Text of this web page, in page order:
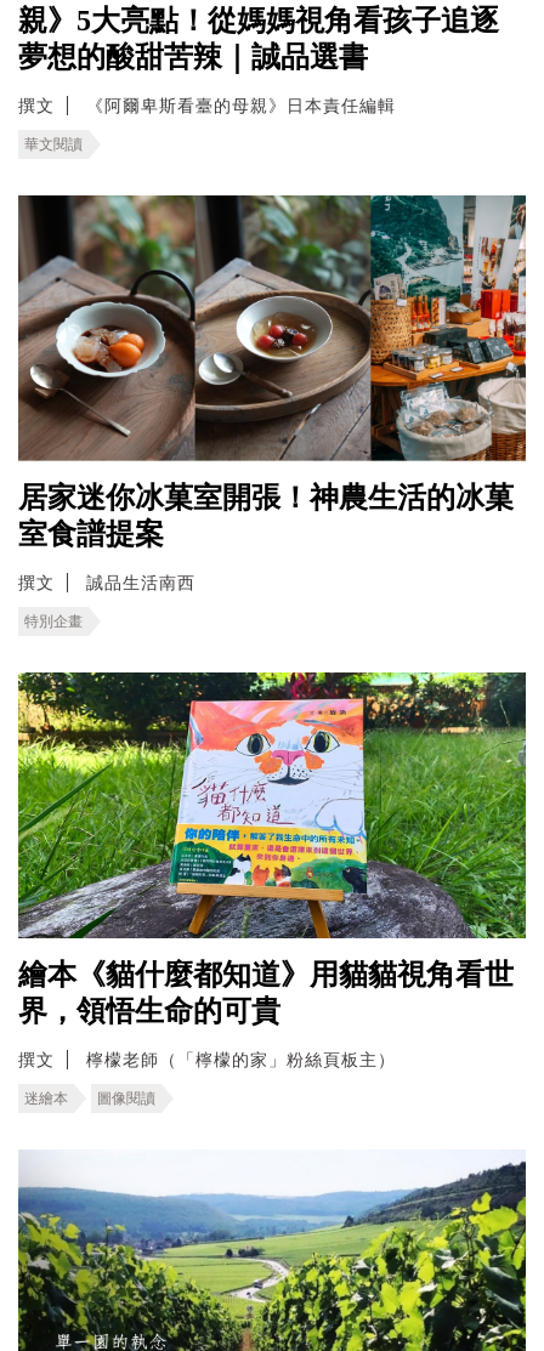
親》5大亮點！從媽媽視角看孩子追逐
夢想的酸甜苦辣｜誠品選書
撰文 《阿爾卑斯看臺的母親》日本責任編輯
華文閱讀
居家迷你冰菓室開張！神農生活的冰菓
室食譜提案
撰文 誠品生活南西
特別企畫
繪本《貓什麼都知道》用貓貓視角看世
界，領悟生命的可貴
撰文 檸檬老師（「檸檬的家」粉絲頁板主）
迷繪本 圖像閱讀